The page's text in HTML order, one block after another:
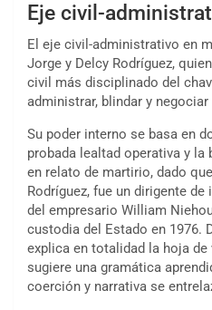
Eje civil-
El eje civil-administrativo en
Jorge y Delcy Rodríguez,
civil más disciplinado del
administrar, blindar y
Su poder interno se basa en
probada lealtad operativa y
en relato de martirio, dado
Rodríguez, fue un dirigente
del empresario William
custodia del Estado en 1976.
explica en totalidad la hoja
sugiere una gramática
coerción y narrativa se